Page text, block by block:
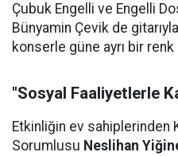
Çubuk Engelli ve Engelli
Bünyamin Çevik de
konserle güne ayrı bir renk
"Sosyal Faaliyetlerle
Etkinliğin ev sahiplerinden
Sorumlusu Neslihan